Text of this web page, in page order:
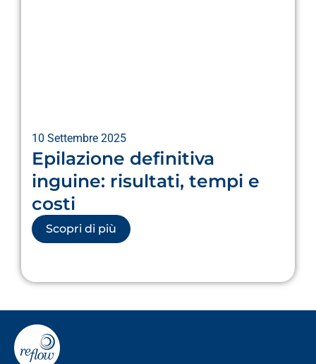
10 Settembre 2025
Epilazione definitiva
inguine: risultati, tempi e
costi
Scopri di più